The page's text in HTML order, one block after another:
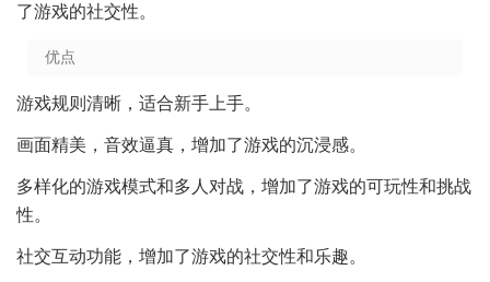
了游戏的社交性。
优点
游戏规则清晰，适合新手上手。
画面精美，音效逼真，增加了游戏的沉浸感。
多样化的游戏模式和多人对战，增加了游戏的可玩性和挑战
性。
社交互动功能，增加了游戏的社交性和乐趣。